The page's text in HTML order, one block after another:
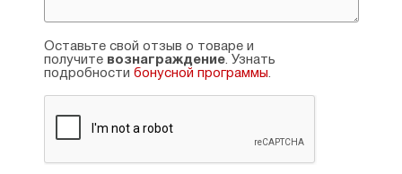
и стал отшельником. Через некоторое
время монастырская братия, в том числе
его собственный брат, стали просить его
вернуться в обитель.
Он не соглашался. Проблему разрешил
патриарх Георг, который увидел, что Исаак
достиг духовных высот, позволяющих ему
Оставьте свой отзыв о товаре и
получите вознаграждение. Узнать
подробности бонусной программы.